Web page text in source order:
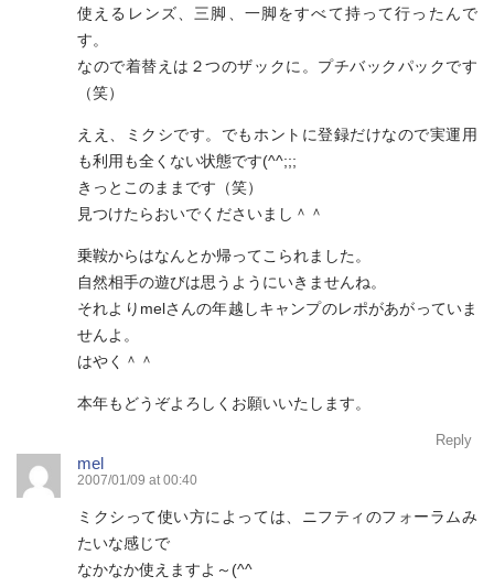
使えるレンズ、三脚、一脚をすべて持って行ったんで
す。
なので着替えは２つのザックに。プチバックパックです
（笑）
ええ、ミクシです。でもホントに登録だけなので実運用
も利用も全くない状態です(^^;;;
きっとこのままです（笑）
見つけたらおいでくださいまし＾＾
乗鞍からはなんとか帰ってこられました。
自然相手の遊びは思うようにいきませんね。
それよりmelさんの年越しキャンプのレポがあがっていま
せんよ。
はやく＾＾
本年もどうぞよろしくお願いいたします。
Reply
mel
2007/01/09 at 00:40
ミクシって使い方によっては、ニフティのフォーラムみ
たいな感じで
なかなか使えますよ～(^^